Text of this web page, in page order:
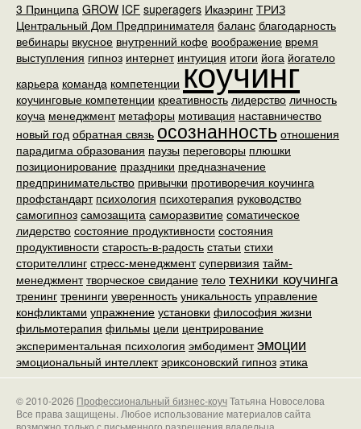
3 Принципа GROW ICF superagers Икаэринг ТРИЗ
Центральный Дом Предпринимателя баланс благодарность
вебинары вкусное внутренний кофе воображение время
выступления гипноз интернет интуиция итоги йога йогатело
карьера команда компетенции коучинг
коучинговые компетенции креативность лидерство личность
коуча менеджмент метафоры мотивация наставничество
новый год обратная связь осознанность отношения
парадигма образования паузы переговоры плюшки
позиционирование праздники предназначение
предпринимательство привычки противоречия коучинга
профстандарт психология психотерапия руководство
самогипноз самозащита саморазвитие соматическое
лидерство состояние продуктивности состояния
продуктивности старость-в-радость статьи стихи
сторителлинг стресс-менеджмент супервизия тайм-
менеджмент творческое свидание тело техники коучинга
тренинг тренинги уверенность уникальность управление
конфликтами упражнение установки философия жизни
фильмотерапия фильмы цели центрирование
экспериментальная психология эмбодимент эмоции
эмоциональный интеллект эриксоновский гипноз этика
© 2010-2026 Профессиональный бизнес-коучТатьяна Новоселова
Все права защищены. Любое использование материалов сайта
возможно только с письменного разрешения владельца.